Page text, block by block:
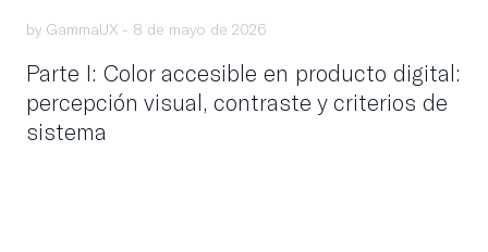
by GammaUX - 8 de mayo de 2026
Parte I: Color accesible en producto digital:
percepción visual, contraste y criterios de
sistema